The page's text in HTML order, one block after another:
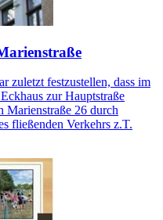
zuletzt festzustellen, dass im
zur Hauptstraße
Marienstraße 26 durch
fließenden Verkehrs z.T.